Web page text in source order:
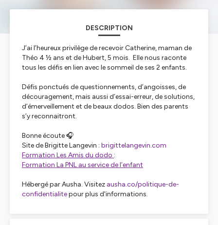
DESCRIPTION
J’ai l’heureux privilège de recevoir Catherine, maman de
Théo 4 ½ ans et de Hubert, 5 mois. Elle nous raconte
tous les défis en lien avec le sommeil de ses 2 enfants.
Défis ponctués de questionnements, d’angoisses, de
découragement, mais aussi d’essai-erreur, de solutions,
d’émerveillement et de beaux dodos. Bien des parents
s’y reconnaitront.
Bonne écoute 🎧
Site de Brigitte Langevin : brigittelangevin.com
Formation Les Amis du dodo :
Formation La PNL au service de l’enfant
Hébergé par Ausha. Visitez ausha.co/politique-de-
confidentialitepour plus d'informations.